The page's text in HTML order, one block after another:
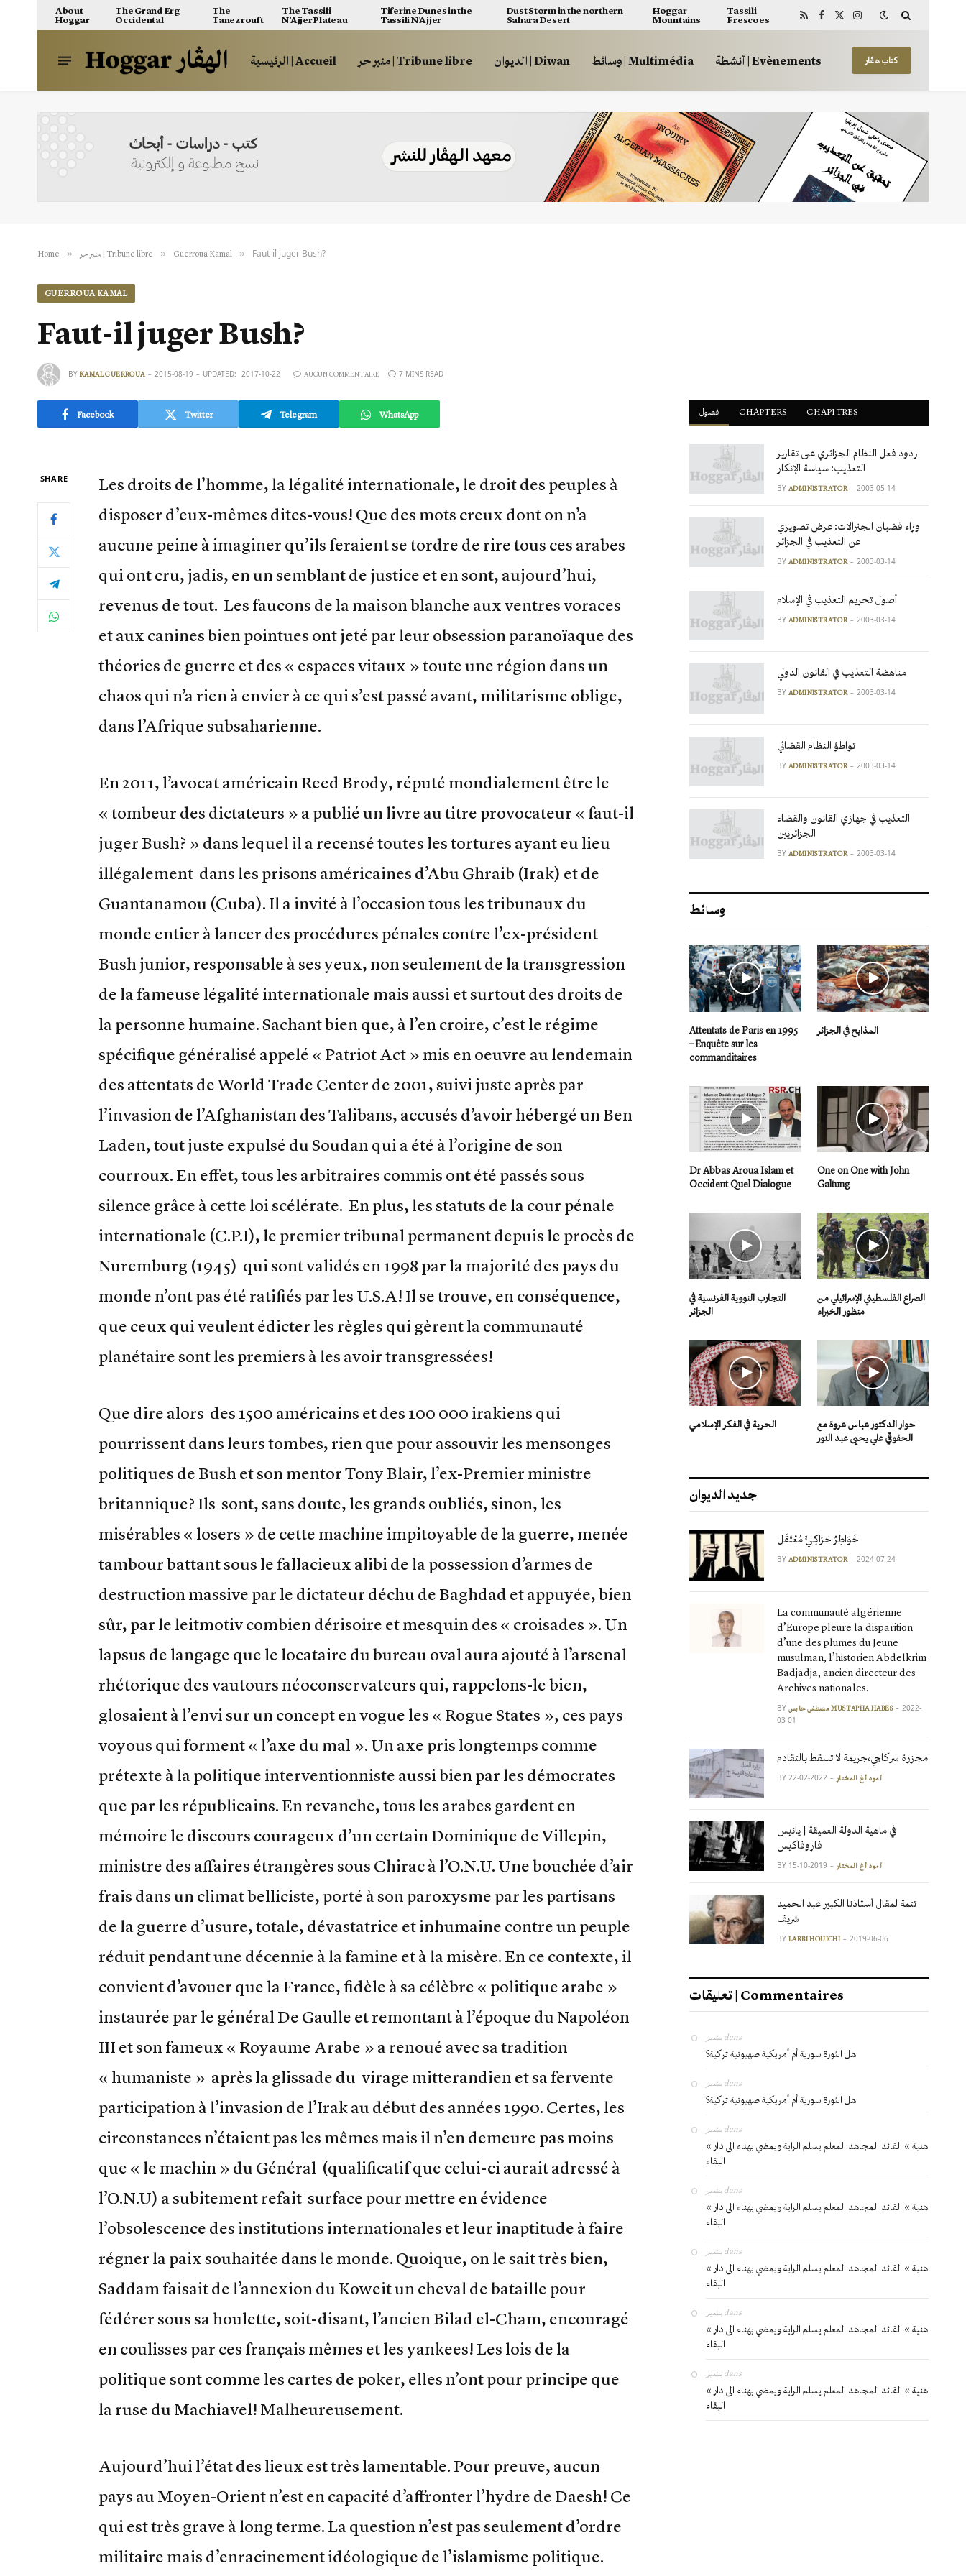
About
Hoggar
The Grand Erg
Occidental
The
Tanezrouft
The Tassili
N’Ajjer Plateau
Tiferine Dunes in the
Tassili N’Ajjer
Dust Storm in the northern
Sahara Desert
Hoggar
Mountains
Tassili
Frescoes
RSS Facebook
X
Instagram
الرئيسية | Accueil منبر حر | Tribune libre الديوان | Diwan وسائط | Multimédia أنشطة | Evènements كتاب هڤار
Home » منبر حر | Tribune libre » Guerroua Kamal » Faut-il juger Bush?
GUERROUA KAMAL
Faut-il juger Bush?
BY KAMAL GUERROUA 2015-08-19 UPDATED: 2017-10-22 AUCUN COMMENTAIRE 7 MINS READ
Facebook Twitter Telegram WhatsApp
SHARE
Les droits de l’homme, la légalité internationale, le droit des peuples à
disposer d’eux-mêmes dites-vous! Que des mots creux dont on n’a
aucune peine à imaginer qu’ils feraient se tordre de rire tous ces arabes
qui ont cru, jadis, en un semblant de justice et en sont, aujourd’hui,
revenus de tout. Les faucons de la maison blanche aux ventres voraces
et aux canines bien pointues ont jeté par leur obsession paranoïaque des
théories de guerre et des « espaces vitaux » toute une région dans un
chaos qui n’a rien à envier à ce qui s’est passé avant, militarisme oblige,
dans l’Afrique subsaharienne.
En 2011, l’avocat américain Reed Brody, réputé mondialement être le
« tombeur des dictateurs » a publié un livre au titre provocateur « faut-il
juger Bush? » dans lequel il a recensé toutes les tortures ayant eu lieu
illégalement dans les prisons américaines d’Abu Ghraib (Irak) et de
Guantanamou (Cuba). Il a invité à l’occasion tous les tribunaux du
monde entier à lancer des procédures pénales contre l’ex-président
Bush junior, responsable à ses yeux, non seulement de la transgression
de la fameuse légalité internationale mais aussi et surtout des droits de
la personne humaine. Sachant bien que, à l’en croire, c’est le régime
spécifique généralisé appelé « Patriot Act » mis en oeuvre au lendemain
des attentats de World Trade Center de 2001, suivi juste après par
l’invasion de l’Afghanistan des Talibans, accusés d’avoir hébergé un Ben
Laden, tout juste expulsé du Soudan qui a été à l’origine de son
courroux. En effet, tous les arbitraires commis ont été passés sous
silence grâce à cette loi scélérate. En plus, les statuts de la cour pénale
internationale (C.P.I), le premier tribunal permanent depuis le procès de
Nuremburg (1945) qui sont validés en 1998 par la majorité des pays du
monde n’ont pas été ratifiés par les U.S.A! Il se trouve, en conséquence,
que ceux qui veulent édicter les règles qui gèrent la communauté
planétaire sont les premiers à les avoir transgressées!
Que dire alors des 1500 américains et des 100 000 irakiens qui
pourrissent dans leurs tombes, rien que pour assouvir les mensonges
politiques de Bush et son mentor Tony Blair, l’ex-Premier ministre
britannique? Ils sont, sans doute, les grands oubliés, sinon, les
misérables « losers » de cette machine impitoyable de la guerre, menée
tambour battant sous le fallacieux alibi de la possession d’armes de
destruction massive par le dictateur déchu de Baghdad et appuyée, bien
sûr, par le leitmotiv combien dérisoire et mesquin des « croisades ». Un
lapsus de langage que le locataire du bureau oval aura ajouté à l’arsenal
rhétorique des vautours néoconservateurs qui, rappelons-le bien,
glosaient à l’envi sur un concept en vogue les « Rogue States », ces pays
voyous qui forment « l’axe du mal ». Un axe pris longtemps comme
prétexte à la politique interventionniste aussi bien par les démocrates
que par les républicains. En revanche, tous les arabes gardent en
mémoire le discours courageux d’un certain Dominique de Villepin,
ministre des affaires étrangères sous Chirac à l’O.N.U. Une bouchée d’air
frais dans un climat belliciste, porté à son paroxysme par les partisans
de la guerre d’usure, totale, dévastatrice et inhumaine contre un peuple
réduit pendant une décennie à la famine et à la misère. En ce contexte, il
convient d’avouer que la France, fidèle à sa célèbre « politique arabe »
instaurée par le général De Gaulle et remontant à l’époque du Napoléon
III et son fameux « Royaume Arabe » a renoué avec sa tradition
« humaniste » après la glissade du virage mitterandien et sa fervente
participation à l’invasion de l’Irak au début des années 1990. Certes, les
circonstances n’étaient pas les mêmes mais il n’en demeure pas moins
que « le machin » du Général (qualificatif que celui-ci aurait adressé à
l’O.N.U) a subitement refait surface pour mettre en évidence
l’obsolescence des institutions internationales et leur inaptitude à faire
régner la paix souhaitée dans le monde. Quoique, on le sait très bien,
Saddam faisait de l’annexion du Koweit un cheval de bataille pour
fédérer sous sa houlette, soit-disant, l’ancien Bilad el-Cham, encouragé
en coulisses par ces français mêmes et les yankees! Les lois de la
politique sont comme les cartes de poker, elles n’ont pour principe que
la ruse du Machiavel! Malheureusement.
Aujourd’hui l’état des lieux est très lamentable. Pour preuve, aucun
pays au Moyen-Orient n’est en capacité d’affronter l’hydre de Daesh! Ce
qui est très grave à long terme. La question n’est pas seulement d’ordre
militaire mais d’enracinement idéologique de l’islamisme politique.
فصول ْCHAPTERS CHAPITRES
ردود فعل النظام الجزائري على تقارير
التعذيب: سياسة الإنكار
BY ADMINISTRATOR 2003-05-14
وراء قضبان الجنرالات: عرض تصويري
عن التعذيب في الجزائر
BY ADMINISTRATOR 2003-03-14
أصول تحريم التعذيب في الإسلام
BY ADMINISTRATOR 2003-03-14
مناهضة التعذيب في القانون الدولي
BY ADMINISTRATOR 2003-03-14
تواطؤ النظام القضائي
BY ADMINISTRATOR 2003-03-14
التعذيب في جهازي القانون والقضاء
الجزائريين
BY ADMINISTRATOR 2003-03-14
وسائط
Attentats de Paris en 1995
– Enquête sur les
commanditaires
المذابح في الجزائر
Dr Abbas Aroua Islam et
Occident Quel Dialogue
One on One with John
Galtung
التجارب النووية الفرنسية في
الجزائر
الصراع الفلسطيني الإسرائيلي من
منظور الخبراء
الحرية في الفكر الإسلامي
حوار الدكتور عباس عروة مع
الحقوقي علي يحيى عبد النور
جديد الديوان
خَوَاطِرُ حَرَاكِـيٍّ مُعْتَقَل
BY ADMINISTRATOR 2024-07-24
La communauté algérienne
d’Europe pleure la disparition
d’une des plumes du Jeune
musulman, l’historien Abdelkrim
Badjadja, ancien directeur des
Archives nationales.
BY مصطفى حابس MUSTAPHA HABES
2022-
03-01
مجزرة سركاجي،جريمة لا تسقط بالتقادم
BY آمود أغ المختار 2022-02-22
في ماهية الدولة العميقة | يانيس
فاروفاكيس
BY آمود أغ المختار 2019-10-15
تتمة لمقال أستاذنا الكبير عبد الحميد
شريف
BY LARBI HOUICHI 2019-06-06
تعليقات | Commentaires
بشير dans
هل الثورة سورية أم أمريكية صهيونية تركية؟
بشير dans
هل الثورة سورية أم أمريكية صهيونية تركية؟
بشير dans
« هنية » القائد المجاهد المعلم يسلم الراية ويمضي بهناء الى دار
البقاء
بشير dans
« هنية » القائد المجاهد المعلم يسلم الراية ويمضي بهناء الى دار
البقاء
بشير dans
« هنية » القائد المجاهد المعلم يسلم الراية ويمضي بهناء الى دار
البقاء
بشير dans
« هنية » القائد المجاهد المعلم يسلم الراية ويمضي بهناء الى دار
البقاء
بشير dans
« هنية » القائد المجاهد المعلم يسلم الراية ويمضي بهناء الى دار
البقاء